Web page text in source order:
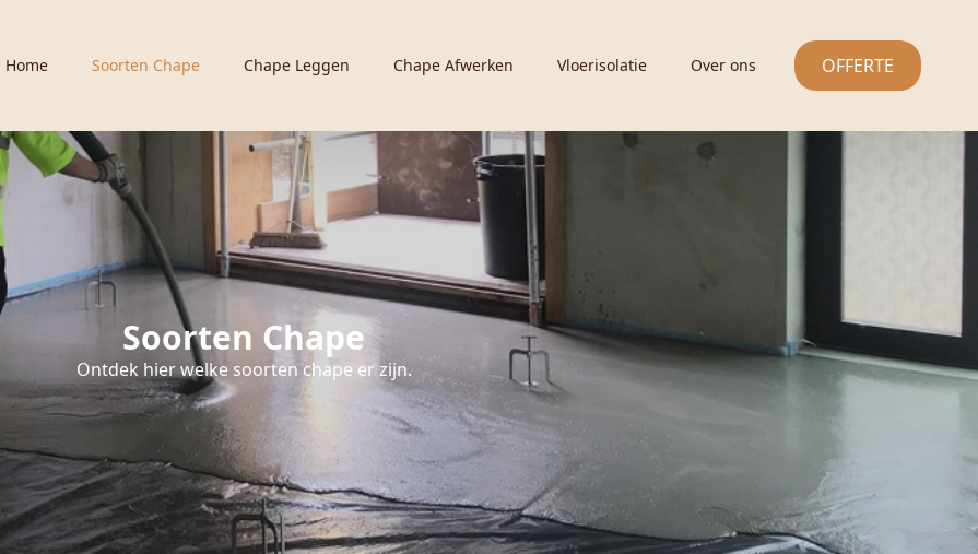
Home Soorten Chape Chape Leggen Chape Afwerken Vloerisolatie Over ons OFFERTE
Soorten Chape
Ontdek hier welke soorten chape er zijn.